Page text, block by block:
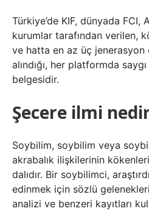
Türkiye’de KIF, dünyada FCI,
kurumlar tarafından verilen,
ve hatta en az üç jenerasyon
alındığı, her platformda
belgesidir.
Şecere ilmi
Soybilim, soybilim veya
akrabalık ilişkilerinin
dalıdır. Bir soybilimci,
edinmek için sözlü
analizi ve benzeri kayıtları